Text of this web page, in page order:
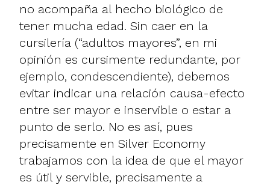
no acompaña al hecho biológico de
tener mucha edad. Sin caer en la
cursilería (“adultos mayores”, en mi
opinión es cursimente redundante, por
ejemplo, condescendiente), debemos
evitar indicar una relación causa-efecto
entre ser mayor e inservible o estar a
punto de serlo. No es así, pues
precisamente en Silver Economy
trabajamos con la idea de que el mayor
es útil y servible, precisamente a